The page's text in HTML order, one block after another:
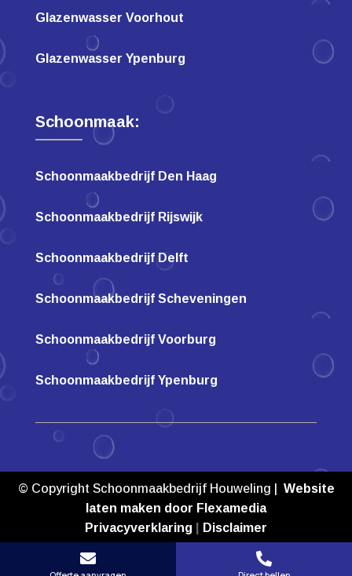
Glazenwasser Voorhout
Glazenwasser Ypenburg
Schoonmaak:
Schoonmaakbedrijf Den Haag
Schoonmaakbedrijf Rijswijk
Schoonmaakbedrijf Delft
Schoonmaakbedrijf Scheveningen
Schoonmaakbedrijf Voorburg
Schoonmaakbedrijf Ypenburg
© Copyright Schoonmaakbedrijf Houweling | Website
laten maken door Flexamedia
Privacyverklaring
Disclaimer
 